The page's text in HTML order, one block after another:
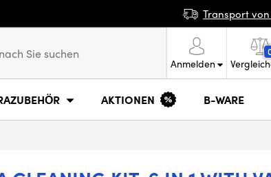
Transport
Anmelden
AKTIONEN B-WARE